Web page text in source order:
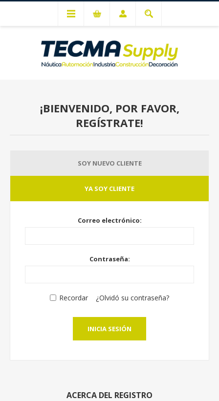
¡BIENVENIDO, POR FAVOR,
REGÍSTRATE!
SOY NUEVO CLIENTE
YA SOY CLIENTE
Correo electrónico:
Contraseña:
Recordar ¿Olvidó su contraseña?
INICIA SESIÓN
ACERCA DEL REGISTRO